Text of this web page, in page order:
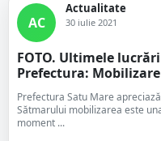
AC
Actualitate
30 iulie 2021
FOTO. Ultimele
Prefectura:
Prefectura Satu Mare
Sătmarului mobilizarea este
moment ...